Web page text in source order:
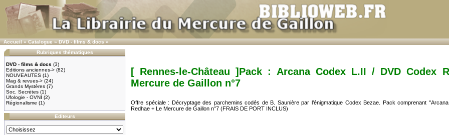
Accueil»Catalogue»DVD - films & docs»
Rubriques thématiques
DVD - films & docs (3)
Editions anciennes-> (82)
NOUVEAUTES (1)
Mag & revues-> (24)
Grands Mystères (7)
Soc. Secrètes (1)
Ufologie - OVNI (2)
Régionalisme (1)
Editeurs
[ Rennes-le-Château ]Pack : Arcana Codex L.II / DVD Codex
Mercure de Gaillon n°7
Offre spéciale : Décryptage des parchemins codés de B. Saunière par l’énigmatique Codex Bezae. Pack comprenant
Redhae + Le Mercure de Gaillon n°7 (FRAIS DE PORT INCLUS)